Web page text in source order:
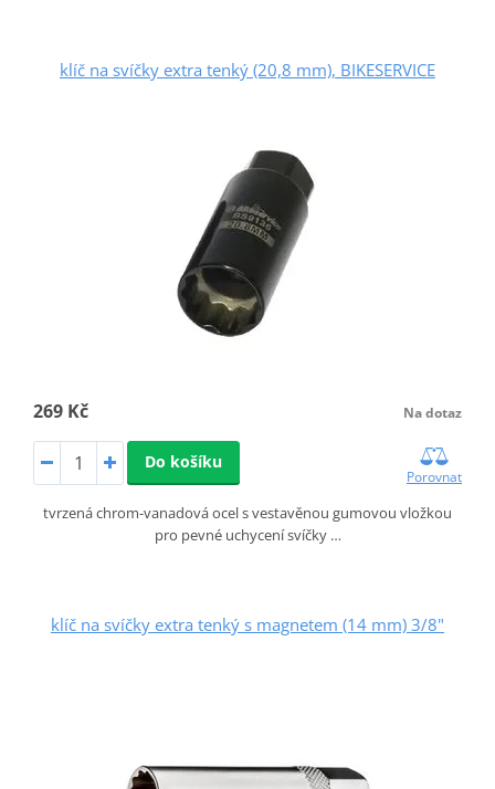
klíč na svíčky extra tenký (20,8 mm), BIKESERVICE
269 Kč Na dotaz
Do košíku
Porovnat
tvrzená chrom-vanadová ocel s vestavěnou gumovou vložkou
pro pevné uchycení svíčky …
klíč na svíčky extra tenký s magnetem (14 mm) 3/8"